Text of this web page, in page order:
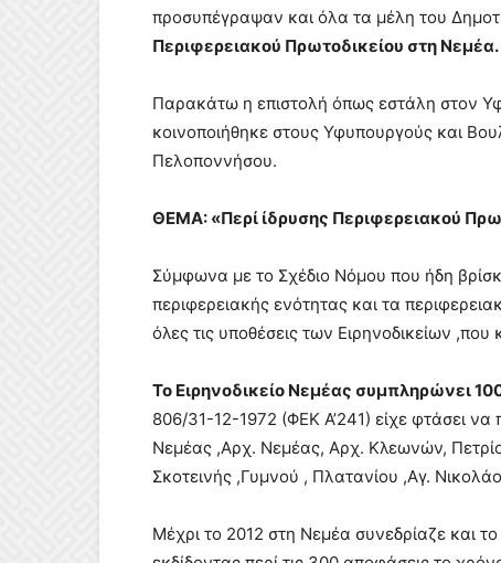
προσυπέγραψαν και όλα τα μέλη του
Περιφερειακού Πρωτοδικείου στη Νεμέα.
Παρακάτω η επιστολή όπως εστάλη στον
κοινοποιήθηκε στους Υφυπουργούς και
Πελοποννήσου.
ΘΕΜΑ: «Περί ίδρυσης Περιφερειακού
Σύμφωνα με το Σχέδιο Νόμου που ήδη
περιφερειακής ενότητας και τα
όλες τις υποθέσεις των Ειρηνοδικείων
Το Ειρηνοδικείο Νεμέας συμπληρώνει
806/31-12-1972 (ΦΕΚ Α’241) είχε φτάσει να
Νεμέας ,Αρχ. Νεμέας, Αρχ. Κλεωνών,
Σκοτεινής ,Γυμνού , Πλατανίου ,Αγ.
Μέχρι το 2012 στη Νεμέα συνεδρίαζε και